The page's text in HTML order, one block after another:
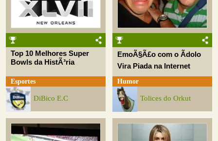
Contato
Top 10 Melhores Super
Bowls da HistÃ³ria
Esportes
DiBico E.C
EmoÃ§Ã£o com o Ãdolo
Vira Piada na Internet
Humor
Tolices do Orkut